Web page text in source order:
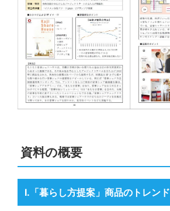
資料の概要
Ⅰ.「暮らし方提案」商品のトレンド